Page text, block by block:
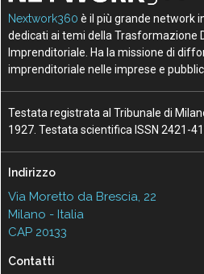
Nextwork360 è il più grande network
dedicati ai temi della Trasformazione
Imprenditoriale. Ha la missione di
imprenditoriale nelle imprese e
Testata registrata al Tribunale di
1927. Testata scientifica ISSN 2421-
Indirizzo
Via Moretto da Brescia, 22
Milano - Italia
CAP 20133
Contatti